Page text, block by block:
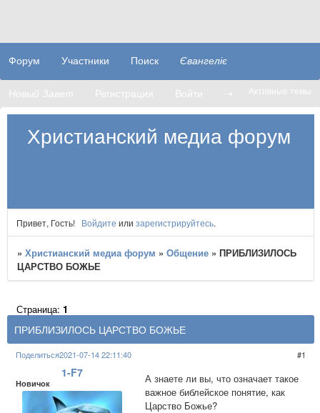
Христианский медиа форум
Форум Участники Поиск Євангеліє
Новый Завет Регистрация Войти ➝ Активные темы
Привет, Гость! Войдите или зарегистрируйтесь.
»Христианский медиа форум »Общение »​​ПРИБЛИЗИЛОСЬ
ЦАРСТВО БОЖЬЕ
​​ПРИБЛИЗИЛОСЬ ЦАРСТВО БОЖЬЕ
Страница:1
Поделиться 1
2021-07-14 22:11:40
1-F7
Новичок
А знаете ли вы, что означает такое
важное библейское понятие, как
Царство Божье?